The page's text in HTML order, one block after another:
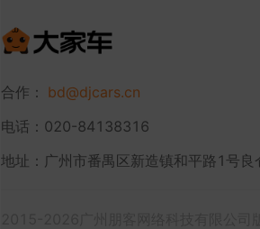
合作： bd@djcars.cn
电话：020-84138316
地址：广州市番禺区新造镇和平路1号